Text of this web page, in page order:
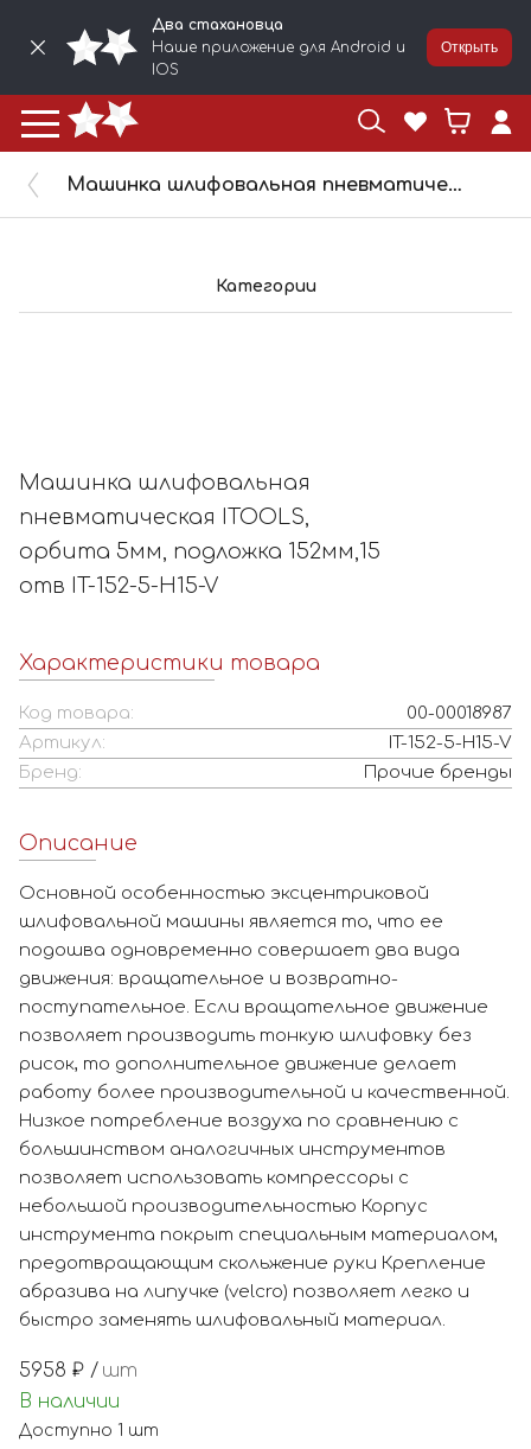
Два стахановца
Наше приложение для Android и
IOS
Открыть
Машинка шлифовальная пневматическая ITOOLS, орбита 5мм, подложка 152мм,15 отв IT-152-5-H15-V
Категории
Машинка шлифовальная
пневматическая ITOOLS,
орбита 5мм, подложка 152мм,15
отв IT-152-5-H15-V
Характеристики товара
Код товара:
00-00018987
Артикул:
IT-152-5-H15-V
Бренд:
Прочие бренды
Описание
Основной особенностью эксцентриковой
шлифовальной машины является то, что ее
подошва одновременно совершает два вида
движения: вращательное и возвратно-
поступательное. Если вращательное движение
позволяет производить тонкую шлифовку без
рисок, то дополнительное движение делает
работу более производительной и качественной.
Низкое потребление воздуха по сравнению с
большинством аналогичных инструментов
позволяет использовать компрессоры с
небольшой производительностью Корпус
инструмента покрыт специальным материалом,
предотвращающим скольжение руки Крепление
абразива на липучке (velcro) позволяет легко и
быстро заменять шлифовальный материал.
5958 ₽ / шт
В наличии
Доступно 1 шт